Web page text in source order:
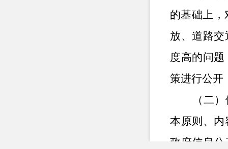
的基础上
放、道路
度高的问
策进行公开
（二
本原则、
政府信息